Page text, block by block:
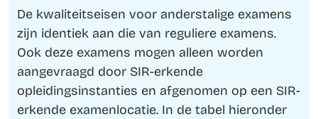
De kwaliteitseisen voor anderstalige examens
zijn identiek aan die van reguliere examens.
Ook deze examens mogen alleen worden
aangevraagd door SIR-erkende
opleidingsinstanties en afgenomen op een SIR-
erkende examenlocatie. In de tabel hieronder